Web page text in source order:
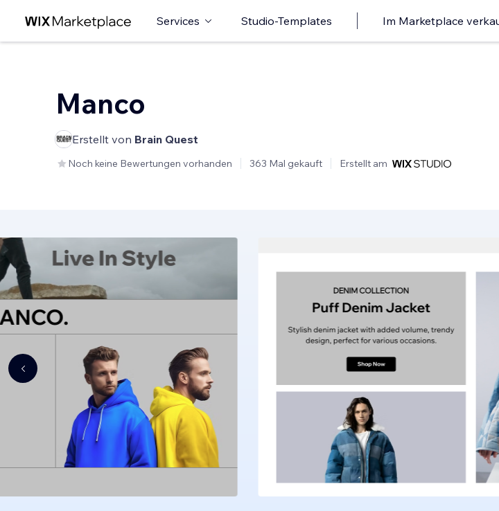
Services Studio-Templates Im Marketplace
Manco
Erstellt von Brain Quest
Noch keine Bewertungen vorhanden 363 Mal gekauft Erstellt am